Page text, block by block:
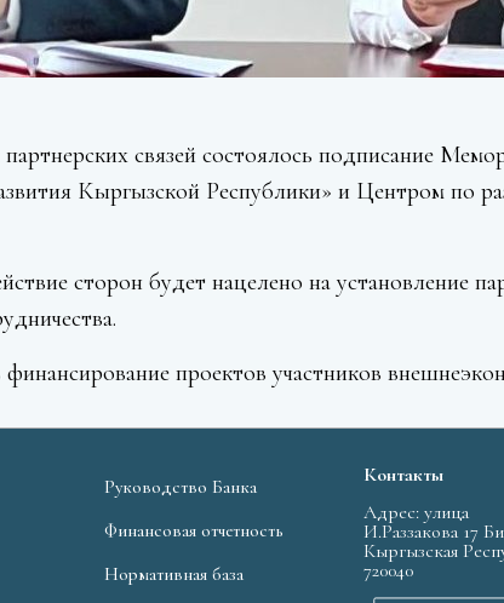
связей состоялось подписание
Кыргызской Республики» и Центром по
сторон будет нацелено на установление
проектов участников
Руководство Банка
Финансовая отчетность
Нормативная база
Контакты
Адрес: улица
И.Раззакова 17
Кыргызская
720040